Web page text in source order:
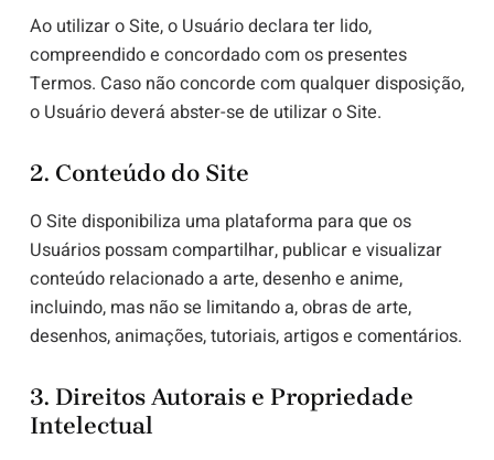
Ao utilizar o Site, o Usuário declara ter lido,
compreendido e concordado com os presentes
Termos. Caso não concorde com qualquer disposição,
o Usuário deverá abster-se de utilizar o Site.
2. Conteúdo do Site
O Site disponibiliza uma plataforma para que os
Usuários possam compartilhar, publicar e visualizar
conteúdo relacionado a arte, desenho e anime,
incluindo, mas não se limitando a, obras de arte,
desenhos, animações, tutoriais, artigos e comentários.
3. Direitos Autorais e Propriedade
Intelectual